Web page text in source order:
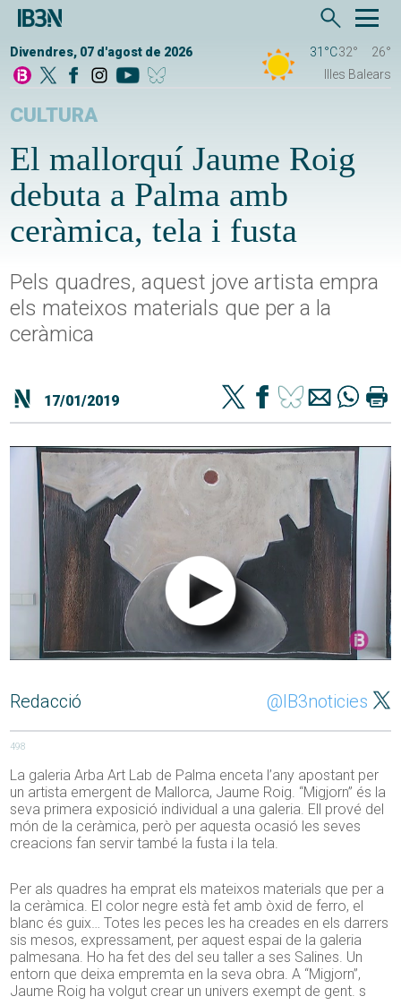
Divendres, 07 d'agost de 2026 31°C32°
26°
Illes Balears
CULTURA
El mallorquí Jaume Roig
debuta a Palma amb
ceràmica, tela i fusta
Pels quadres, aquest jove artista empra
els mateixos materials que per a la
ceràmica
17/01/2019
Redacció @IB3noticies
498
La galeria Arba Art Lab de Palma enceta l’any apostant per
un artista emergent de Mallorca, Jaume Roig. “Migjorn” és la
seva primera exposició individual a una galeria. Ell prové del
món de la ceràmica, però per aquesta ocasió les seves
creacions fan servir també la fusta i la tela.
Per als quadres ha emprat els mateixos materials que per a
la ceràmica. El color negre està fet amb òxid de ferro, el
blanc és guix… Totes les peces les ha creades en els darrers
sis mesos, expressament, per aquest espai de la galeria
palmesana. Ho ha fet des del seu taller a ses Salines. Un
entorn que deixa empremta en la seva obra. A “Migjorn”,
Jaume Roig ha volgut crear un univers exempt de gent. s